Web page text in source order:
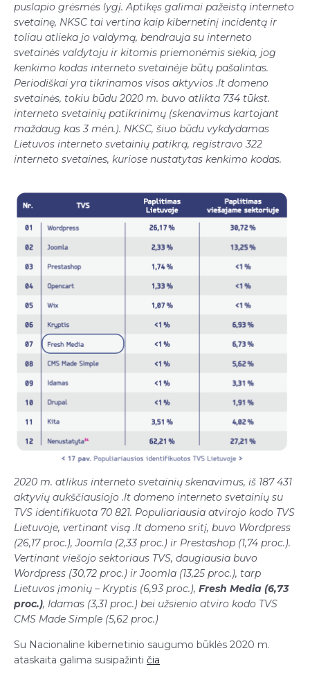
puslapio grėsmės lygį. Aptikęs galimai pažeistą interneto
svetainę, NKSC tai vertina kaip kibernetinį incidentą ir
toliau atlieka jo valdymą, bendrauja su interneto
svetainės valdytoju ir kitomis priemonėmis siekia, jog
kenkimo kodas interneto svetainėje būtų pašalintas.
Periodiškai yra tikrinamos visos aktyvios .lt domeno
svetainės, tokiu būdu 2020 m. buvo atlikta 734 tūkst.
interneto svetainių patikrinimų (skenavimus kartojant
maždaug kas 3 mėn.). NKSC, šiuo būdu vykdydamas
Lietuvos interneto svetainių patikrą, registravo 322
interneto svetaines, kuriose nustatytas kenkimo kodas.
2020 m. atlikus interneto svetainių skenavimus, iš 187 431
aktyvių aukščiausiojo .lt domeno interneto svetainių su
TVS identifikuota 70 821. Populiariausia atvirojo kodo TVS
Lietuvoje, vertinant visą .lt domeno sritį, buvo Wordpress
(26,17 proc.), Joomla (2,33 proc.) ir Prestashop (1,74 proc.).
Vertinant viešojo sektoriaus TVS, daugiausia buvo
Wordpress (30,72 proc.) ir Joomla (13,25 proc.), tarp
Lietuvos įmonių – Kryptis (6,93 proc.), Fresh Media (6,73
proc.), Idamas (3,31 proc.) bei užsienio atviro kodo TVS
CMS Made Simple (5,62 proc.)
Su Nacionaline kibernetinio saugumo būklės 2020 m.
ataskaita galima susipažinti čia